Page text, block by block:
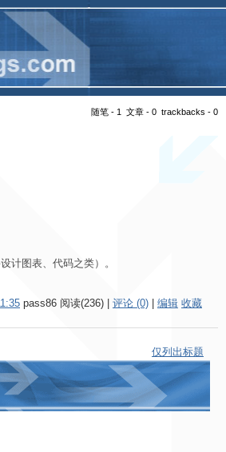
随笔 - 1 文章 - 0 trackbacks - 0
计图表、代码之类）。
pass86 阅读(236) | 评论 (0) 编辑 收藏
仅列出标题